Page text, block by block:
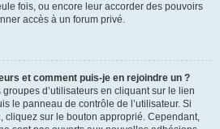
fois, ou encore leur accorder des pouvoirs
accès à un forum privé.
et comment puis-je en rejoindre un ?
d’utilisateurs en cliquant sur le lien
le panneau de contrôle de l’utilisateur. Si
cliquez sur le bouton approprié. Cependant,